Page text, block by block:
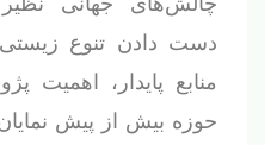
دست دادن تنوع
منابع پایدار، اهمیت
حوزه بیش از پیش